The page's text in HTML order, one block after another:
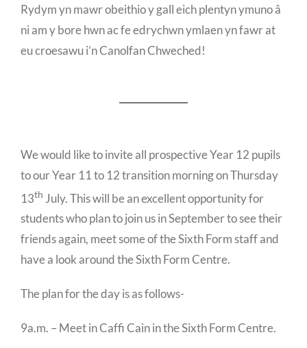
Rydym yn mawr obeithio y gall eich plentyn ymuno â
ni am y bore hwn ac fe edrychwn ymlaen yn fawr at
eu croesawu i’n Canolfan Chweched!
We would like to invite all prospective Year 12 pupils
to our Year 11 to 12 transition morning on Thursday
13th July. This will be an excellent opportunity for
students who plan to join us in September to see their
friends again, meet some of the Sixth Form staff and
have a look around the Sixth Form Centre.
The plan for the day is as follows-
9a.m. – Meet in Caffi Cain in the Sixth Form Centre.